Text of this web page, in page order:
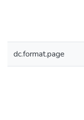
dc.format.page